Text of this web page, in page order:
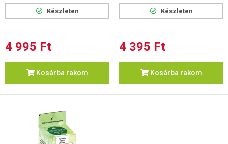
Készleten
4 995 Ft
Kosárba rakom
Készleten
4 395 Ft
Kosárba rakom